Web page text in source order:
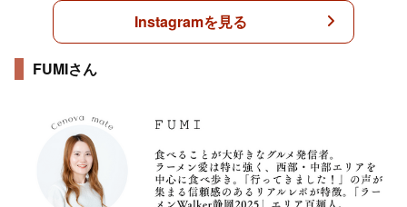
Instagramを見る
FUMIさん